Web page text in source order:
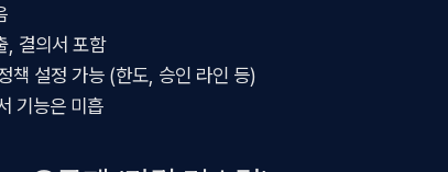
, 결의서 포함
책 설정 가능 (한도, 승인 라인 등)
기능은 미흡